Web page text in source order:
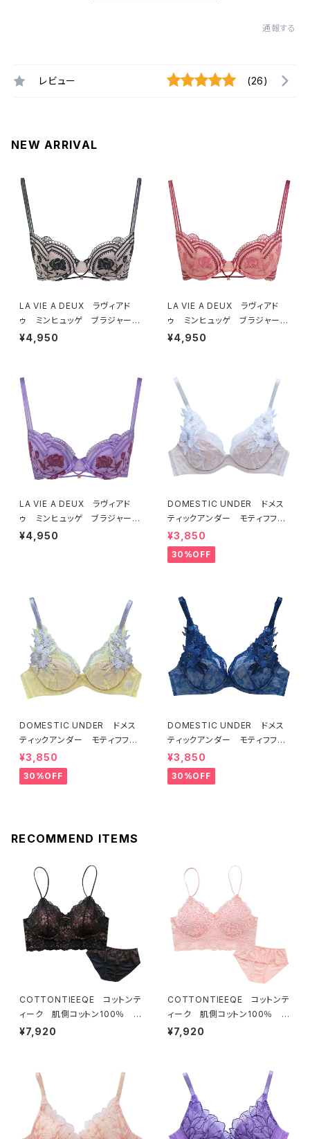
通報する
レビュー (26)
NEW ARRIVAL
LA VIE A DEUX ラヴィアド
ゥ ミンヒュッゲ ブラジャー
（ブラック）BRA BLACK 2249
¥4,950
LA VIE A DEUX ラヴィアド
ゥ ミンヒュッゲ ブラジャー
（ヒュッゲオレンジ）BRA HYGG
¥4,950
LA VIE A DEUX ラヴィアド
ゥ ミンヒュッゲ ブラジャー
（ライラック）BRA LILAC 2249
¥4,950
DOMESTIC UNDER ドメス
ティックアンダー モティフフル
ール ブラジャー（オフホワイ
ト）D2255
¥3,850
30%OFF
DOMESTIC UNDER ドメス
ティックアンダー モティフフル
ール ブラジャー（レモネード）
D2255 送料無料
¥3,850
30%OFF
DOMESTIC UNDER ドメス
ティックアンダー モティフフル
ール ブラジャー（ブルー）D22
55
¥3,850
30%OFF
RECOMMEND ITEMS
COTTONTIEEQE コットンテ
ィーク 肌側コットン100％ ソ
フトブラ ＆ ショーツセット（ブラ
¥7,920
COTTONTIEEQE コットンテ
ィーク 肌側コットン100％ ソ
フトブラ ＆ ショーツセット（ピー
¥7,920